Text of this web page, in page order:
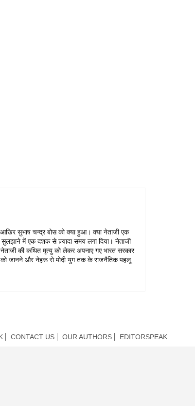
सुभाष चन्द्र बोस को क्या हुआ। क्या नेताजी एक
में एक दशक से ज़्यादा समय लगा दिया। नेताजी
की कथित मृत्यु को लेकर अपनाए गए भारत सरकार
को जानने और नेहरू से मोदी युग तक के राजनैतिक पहलू
CONTACT US OUR AUTHORS EDITORSPEAK